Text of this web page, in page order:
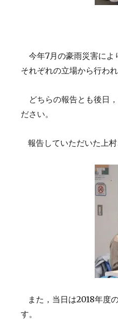
今年7月の豪雨災害によ
それぞれの立場から行わ
どちらの報告とも後日，
ださい。
報告していただいた上
また，当日は2018年度
す。